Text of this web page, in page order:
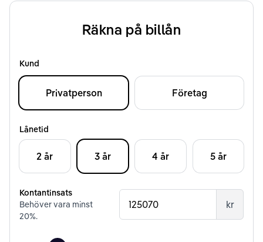
Räkna på billån
Kund
Privatperson Företag
Lånetid
2 år 3 år 4 år 5 år
Kontantinsats
Behöver vara minst
20%.
kr